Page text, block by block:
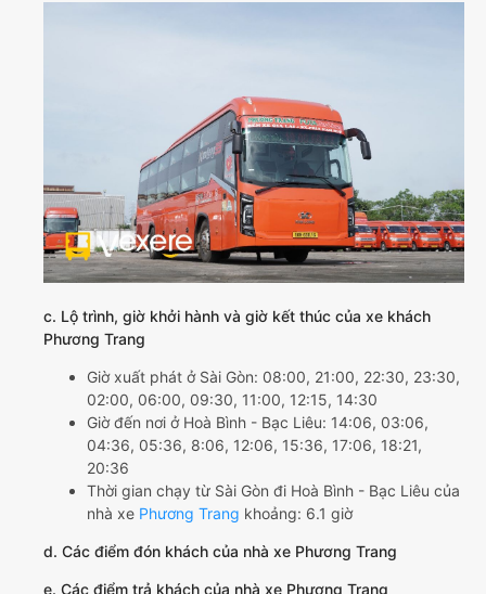
c. Lộ trình, giờ khởi hành và giờ kết thúc của xe khách
Phương Trang
Giờ xuất phát ở Sài Gòn: 08:00, 21:00, 22:30, 23:30,
02:00, 06:00, 09:30, 11:00, 12:15, 14:30
Giờ đến nơi ở Hoà Bình - Bạc Liêu: 14:06, 03:06,
04:36, 05:36, 8:06, 12:06, 15:36, 17:06, 18:21,
20:36
Thời gian chạy từ Sài Gòn đi Hoà Bình - Bạc Liêu của
nhà xe Phương Trang khoảng: 6.1 giờ
d. Các điểm đón khách của nhà xe Phương Trang
e. Các điểm trả khách của nhà xe Phương Trang